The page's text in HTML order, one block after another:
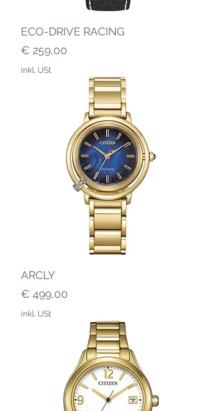
ECO-DRIVE RACING
Preis
€ 259,00
inkl. USt
ARCLY
Preis
€ 499,00
inkl. USt